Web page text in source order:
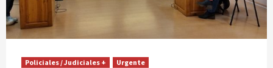
Policiales / Judiciales + Urgente